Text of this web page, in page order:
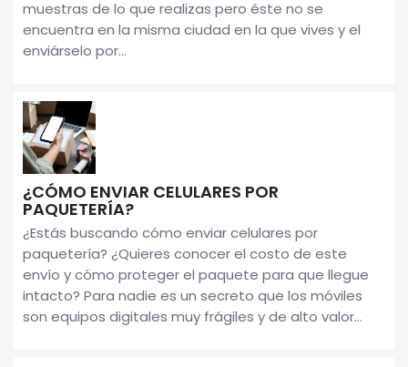
muestras de lo que realizas pero éste no se
encuentra en la misma ciudad en la que vives y el
enviárselo por...
¿CÓMO ENVIAR CELULARES POR
PAQUETERÍA?
¿Estás buscando cómo enviar celulares por
paquetería? ¿Quieres conocer el costo de este
envío y cómo proteger el paquete para que llegue
intacto? Para nadie es un secreto que los móviles
son equipos digitales muy frágiles y de alto valor...